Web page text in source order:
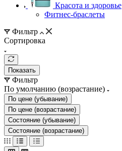
Красота и здоровье
Фитнес-браслеты
Фильтр
Сортировка
Показать
Фильтр
По умолчанию (возрастание)
По цене (убывание)
По цене (возрастание)
Состояние (убывание)
Состояние (возрастание)